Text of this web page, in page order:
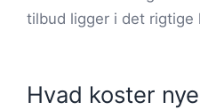
tilbud ligger i det rigtige
Hvad koster